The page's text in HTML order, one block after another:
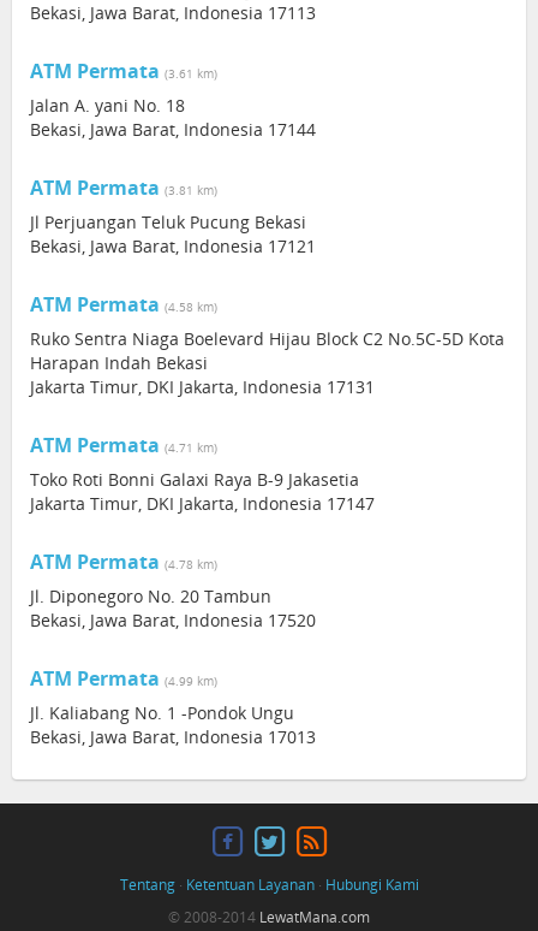
Bekasi, Jawa Barat, Indonesia 17113
ATM Permata (3.61 km)
Jalan A. yani No. 18
Bekasi, Jawa Barat, Indonesia 17144
ATM Permata (3.81 km)
Jl Perjuangan Teluk Pucung Bekasi
Bekasi, Jawa Barat, Indonesia 17121
ATM Permata (4.58 km)
Ruko Sentra Niaga Boelevard Hijau Block C2 No.5C-5D Kota
Harapan Indah Bekasi
Jakarta Timur, DKI Jakarta, Indonesia 17131
ATM Permata (4.71 km)
Toko Roti Bonni Galaxi Raya B-9 Jakasetia
Jakarta Timur, DKI Jakarta, Indonesia 17147
ATM Permata (4.78 km)
Jl. Diponegoro No. 20 Tambun
Bekasi, Jawa Barat, Indonesia 17520
ATM Permata (4.99 km)
Jl. Kaliabang No. 1 -Pondok Ungu
Bekasi, Jawa Barat, Indonesia 17013
Tentang· Ketentuan Layanan· Hubungi Kami
© 2008-2014 LewatMana.com